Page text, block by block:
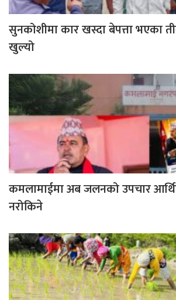
सुनकोशीमा कार खस्दा बेपत्ता भएका
खुल्यो
कमलामाईमा अब जलनको उपचार
नरोकिने